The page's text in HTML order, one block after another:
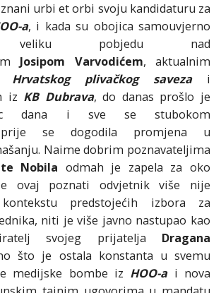
urbi et orbi svoju kandidaturu za
a, i kada su obojica samouvjerno
veliku pobjedu nad
Josipom Varvodićem, aktualnim
Hrvatskog plivačkog savezai
iz KB Dubrava, do danas prošlo je
dana i sve se stubokom
se dogodila promjena u
Naime dobrim poznavateljima
Nobila odmah je zapela za oko
ovaj poznati odvjetnik više nije
predstojećih izbora za
niti je više javno nastupao kao
svojeg prijatelja Dragana
što je ostala konstanta u svemu
medijske bombe iz HOO-ai nova